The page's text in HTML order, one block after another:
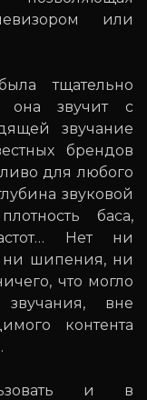
или
тщательно
она звучит с
звучание
брендов
для любого
звуковой
баса,
Нет ни
ни шипения, ни
что могло
вне
контента
и в